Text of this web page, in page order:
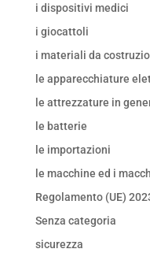
i dispositivi medici
i giocattoli
i materiali da
le apparecchiature
le attrezzature in
le batterie
le importazioni
le macchine ed i
Regolamento (UE)
Senza categoria
sicurezza